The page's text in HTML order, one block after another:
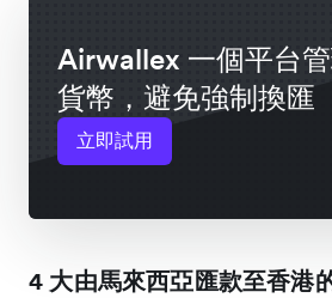
Airwallex 一個平台
貨幣，避免強制換匯
立即試用
4 大由馬來西亞匯款至香港